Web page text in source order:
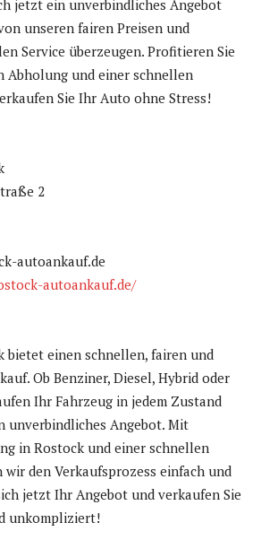
jetzt ein unverbindliches Angebot
unseren fairen Preisen und
Service überzeugen. Profitieren Sie
Abholung und einer schnellen
Sie Ihr Auto ohne Stress!
2
autoankauf.de
autoankauf.de/
bietet einen schnellen, fairen und
Ob Benziner, Diesel, Hybrid oder
Ihr Fahrzeug in jedem Zustand
unverbindliches Angebot. Mit
in Rostock und einer schnellen
wir den Verkaufsprozess einfach und
jetzt Ihr Angebot und verkaufen Sie
unkompliziert!